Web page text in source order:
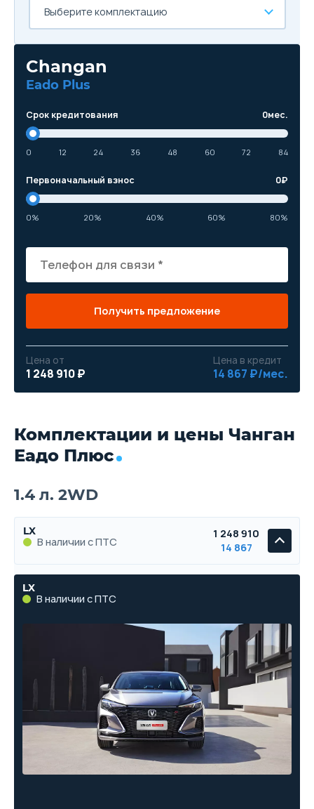
Выберите комплектацию
Changan
Eado Plus
Срок кредитования 0мес.
0 12 24 36 48 60 72 84
Первоначальный взнос 0₽
0% 20% 40% 60% 80%
Получить предложение
Цена от
1 248 910 ₽
Цена в кредит
14 867 ₽/мес.
Комплектации и цены Чанган
Еадо Плюс
1.4 л. 2WD
LX
В наличии с ПТС
1 248 910
14 867
LX
В наличии с ПТС